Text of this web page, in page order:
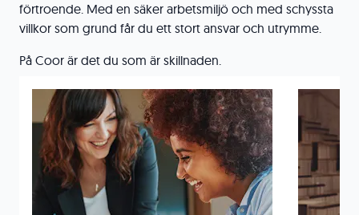
förtroende. Med en säker arbetsmiljö och med schyssta
villkor som grund får du ett stort ansvar och utrymme.
På Coor är det du som är skillnaden.